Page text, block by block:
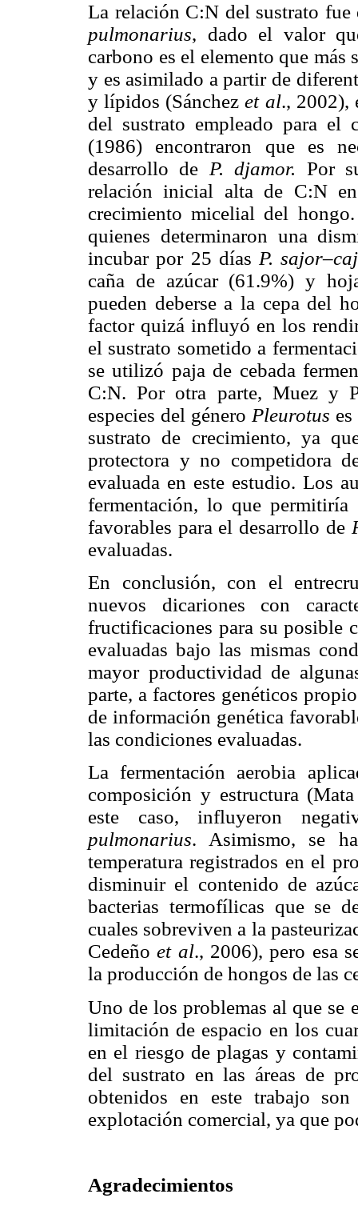
La relación C:N del sustrato
pulmonarius, dado el valor
carbono es el elemento que
y es asimilado a partir de
y lípidos (Sánchezet al., 2002),
del sustrato empleado para
(1986) encontraron que es
desarrollo de P. djamor. Por
relación inicial alta de C:N
crecimiento micelial del
quienes determinaron una
incubar por 25 días P.
caña de azúcar (61.9%) y
pueden deberse a la cepa del
factor quizá influyó en los
el sustrato sometido a
se utilizó paja de cebada
C:N. Por otra parte, Muez y
especies del género Pleurotus
sustrato de crecimiento, ya
protectora y no competidora
evaluada en este estudio. Los
fermentación, lo que
favorables para el desarrollo de
evaluadas.
En conclusión, con el
nuevos dicariones con
fructificaciones para su posible
evaluadas bajo las mismas
mayor productividad de
parte, a factores genéticos
de información genética
las condiciones evaluadas.
La fermentación aerobia
composición y estructura
este caso, influyeron
pulmonarius. Asimismo, se
temperatura registrados en el
disminuir el contenido de
bacterias termofílicas que se
cuales sobreviven a la
Cedeñoet al., 2006), pero esa
la producción de hongos de las
Uno de los problemas al que se
limitación de espacio en los
en el riesgo de plagas y
del sustrato en las áreas de
obtenidos en este trabajo
explotación comercial, ya que
Agradecimientos